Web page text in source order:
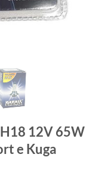
12V 65W
e Kuga